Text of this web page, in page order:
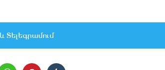
Տելեգրամում